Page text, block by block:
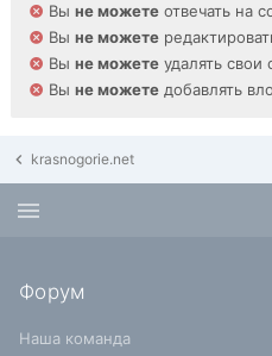
Вы не можете отвечать на
Вы не можете
Вы не можете удалять
Вы не можете добавлять
krasnogorie.net
Форум
Наша команда